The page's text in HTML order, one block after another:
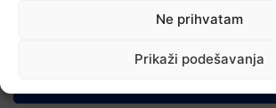
Ne prihvatam
Prikaži podešavanja
TV RASPORED